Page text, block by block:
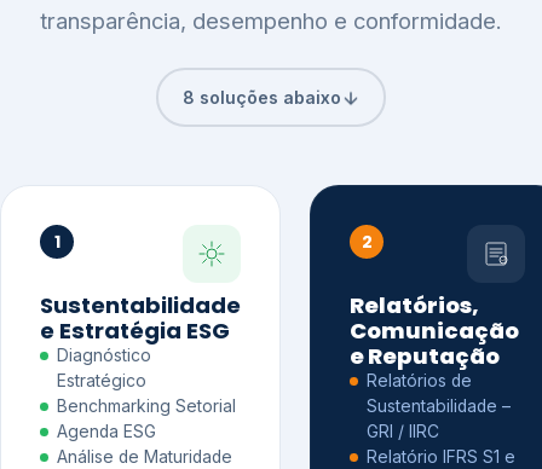
transparência, desempenho e conformidade.
8 soluções abaixo
1
Sustentabilidade
e Estratégia ESG
Diagnóstico
Estratégico
Benchmarking Setorial
Agenda ESG
Análise de Maturidade
2
Relatórios,
Comunicação
e Reputação
Relatórios de
Sustentabilidade –
GRI / IIRC
Relatório IFRS S1 e